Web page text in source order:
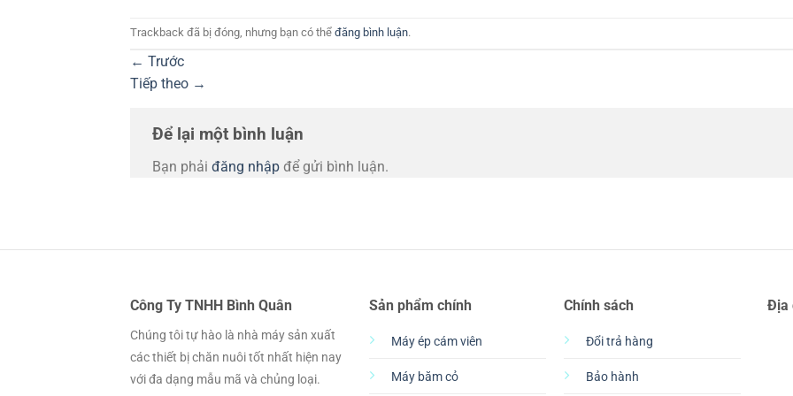
Trackback đã bị đóng, nhưng bạn có thể đăng bình luận.
← Trước
Tiếp theo →
Để lại một bình luận
Bạn phải đăng nhập để gửi bình luận.
Công Ty TNHH Bình Quân
Chúng tôi tự hào là nhà máy sản xuất
các thiết bị chăn nuôi tốt nhất hiện nay
với đa dạng mẫu mã và chủng loại.
Sản phẩm chính
Máy ép cám viên
Máy băm cỏ
Chính sách
Đổi trả hàng
Bảo hành
Địa